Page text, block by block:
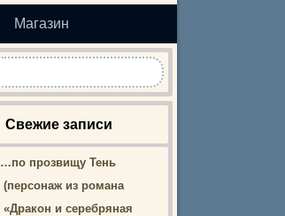
Магазин
Свежие записи
…по прозвищу Тень
(персонаж из романа
«Дракон и серебряная